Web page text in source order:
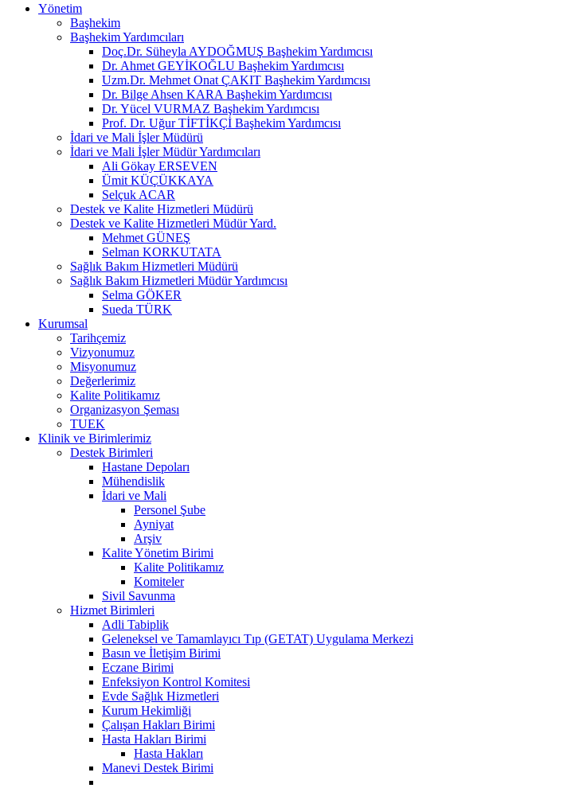
Yönetim
Başhekim
Başhekim Yardımcıları
Doç.Dr. Süheyla AYDOĞMUŞ Başhekim Yardımcısı
Dr. Ahmet GEYİKOĞLU Başhekim Yardımcısı
Uzm.Dr. Mehmet Onat ÇAKIT Başhekim Yardımcısı
Dr. Bilge Ahsen KARA Başhekim Yardımcısı
Dr. Yücel VURMAZ Başhekim Yardımcısı
Prof. Dr. Uğur TİFTİKÇİ Başhekim Yardımcısı
İdari ve Mali İşler Müdürü
İdari ve Mali İşler Müdür Yardımcıları
Ali Gökay ERSEVEN
Ümit KÜÇÜKKAYA
Selçuk ACAR
Destek ve Kalite Hizmetleri Müdürü
Destek ve Kalite Hizmetleri Müdür Yard.
Mehmet GÜNEŞ
Selman KORKUTATA
Sağlık Bakım Hizmetleri Müdürü
Sağlık Bakım Hizmetleri Müdür Yardımcısı
Selma GÖKER
Sueda TÜRK
Kurumsal
Tarihçemiz
Vizyonumuz
Misyonumuz
Değerlerimiz
Kalite Politikamız
Organizasyon Şeması
TUEK
Klinik ve Birimlerimiz
Destek Birimleri
Hastane Depoları
Mühendislik
İdari ve Mali
Personel Şube
Ayniyat
Arşiv
Kalite Yönetim Birimi
Kalite Politikamız
Komiteler
Sivil Savunma
Hizmet Birimleri
Adli Tabiplik
Geleneksel ve Tamamlayıcı Tıp (GETAT) Uygulama Merkezi
Basın ve İletişim Birimi
Eczane Birimi
Enfeksiyon Kontrol Komitesi
Evde Sağlık Hizmetleri
Kurum Hekimliği
Çalışan Hakları Birimi
Hasta Hakları Birimi
Hasta Hakları
Manevi Destek Birimi